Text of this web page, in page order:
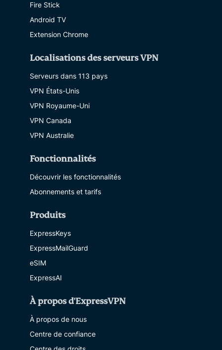
Fire Stick
Android TV
Extension Chrome
Localisations des serveurs VPN
Serveurs dans 113 pays
VPN États-Unis
VPN Royaume-Uni
VPN Canada
VPN Australie
Fonctionnalités
Découvrir les fonctionnalités
Abonnements et tarifs
Produits
ExpressKeys
ExpressMailGuard
eSIM
ExpressAI
À propos d'ExpressVPN
À propos de nous
Centre de confiance